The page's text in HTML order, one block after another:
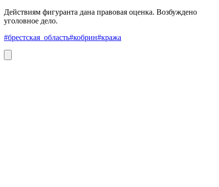
Действиям фигуранта дана правовая оценка. Возбуждено
уголовное дело.
#брестская_область#кобрин#кража